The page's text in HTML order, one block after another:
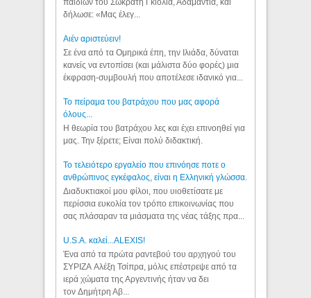
δήλωσε: «Μας έλεγ...
Aιέν αριστεύειν!
Σε ένα από τα Ομηρικά έπη, την Ιλιάδα, δύναται
κανείς να εντοπίσει (και μάλιστα δύο φορές) μια
έκφραση-συμβουλή που αποτέλεσε ιδανικό για...
Το πείραμα του βατράχου που μας αφορά
όλους...
Η θεωρία του βατράχου λες και έχει επινοηθεί για
μας. Την ξέρετε; Είναι πολύ διδακτική.
Το τελειότερο εργαλείο που επινόησε ποτε ο
ανθρώπινος εγκέφαλος, είναι η Ελληνική γλώσσα.
Διαδυκτιακοί μου φίλοι, που υιοθετίσατε με
περίσσια ευκολία τον τρόπο επικοινωνίας που
σας πλάσαραν τα μιάσματα της νέας τάξης πρα...
U.S.A. καλεί...ALEXIS!
Ένα από τα πρώτα ραντεβού του αρχηγού του
ΣΥΡΙΖΑ Αλέξη Τσίπρα, μόλις επέστρεψε από τα
ιερά χώματα της Αργεντινής ήταν να δει
τον Δημήτρη Αβ...